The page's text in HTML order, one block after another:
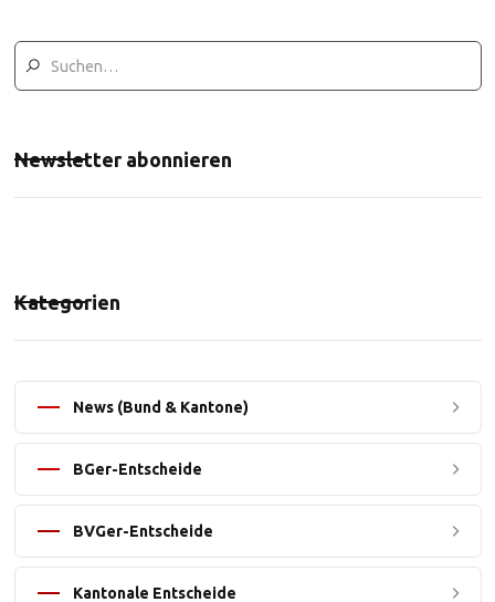
Newsletter abonnieren
Kategorien
News (Bund & Kantone)
BGer-Entscheide
BVGer-Entscheide
Kantonale Entscheide